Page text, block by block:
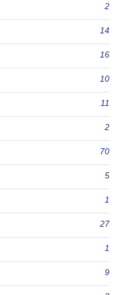
2
14
16
10
11
2
70
5
1
27
1
9